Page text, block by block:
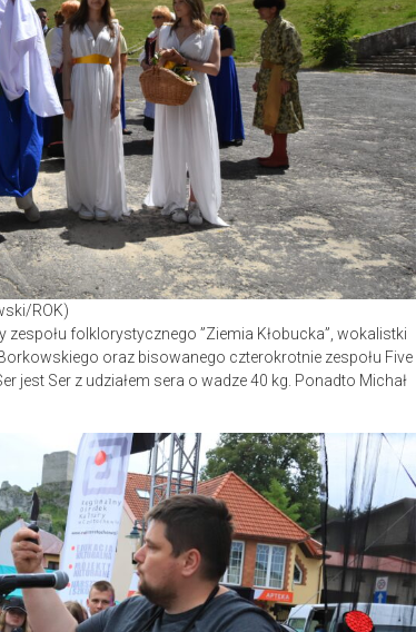
ROK)
folklorystycznego ”Ziemia Kłobucka”, wokalistki
oraz bisowanego czterokrotnie zespołu Five
jest Ser z udziałem sera o wadze 40 kg. Ponadto Michał